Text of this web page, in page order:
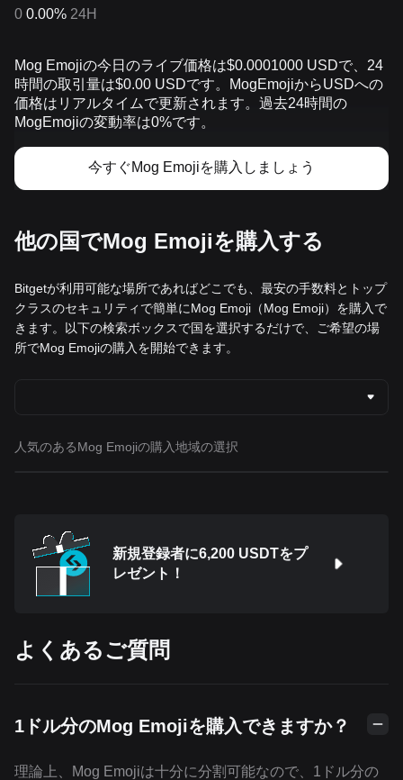
0 0.00% 24H
Mog Emojiの今日のライブ価格は$0.0001000 USDで、24
時間の取引量は$0.00 USDです。MogEmojiからUSDへの
価格はリアルタイムで更新されます。過去24時間の
MogEmojiの変動率は0%です。
今すぐMog Emojiを購入しましょう
他の国でMog Emojiを購入する
Bitgetが利用可能な場所であればどこでも、最安の手数料とトップ
クラスのセキュリティで簡単にMog Emoji（Mog Emoji）を購入で
きます。以下の検索ボックスで国を選択するだけで、ご希望の場
所でMog Emojiの購入を開始できます。
人気のあるMog Emojiの購入地域の選択
新規登録者に6,200 USDTをプ
レゼント！
よくあるご質問
1ドル分のMog Emojiを購入できますか？
理論上、Mog Emojiは十分に分割可能なので、1ドル分の